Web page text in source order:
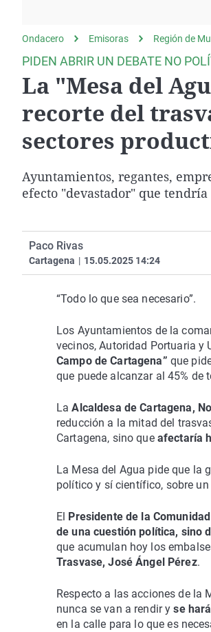
gato
Negra
Ondacero Emisoras Región de
PIDEN ABRIR UN DEBATE NO
La "Mesa del
recorte del
sectores
Ayuntamientos, regantes,
efecto "devastador" que
Paco Rivas
Cartagena | 15.05.2025 14:24
“Todo lo que sea necesario”.
Los Ayuntamientos de la
vecinos, Autoridad Portuaria y
Campo de Cartagena” que
que puede alcanzar al 45% de
LaAlcaldesa de Cartagena,
reducción a la mitad del
Cartagena, sino que afectaría
La Mesa del Agua pide que la
político y sí científico, sobre un
El Presidente de la
de una cuestión política, sino
que acumulan hoy los
Trasvase, José Ángel Pérez.
Respecto a las acciones de la
nunca se van a rendir yse
en la calle para lo que es